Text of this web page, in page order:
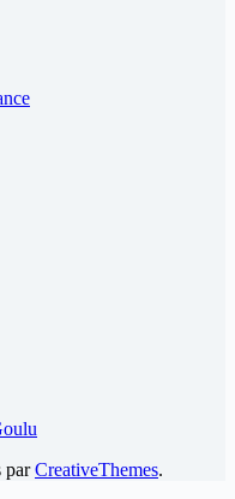
parCreativeThemes.